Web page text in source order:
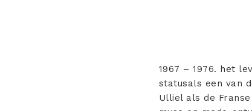
1967 – 1976. het
statusals een van
Ulliel als de